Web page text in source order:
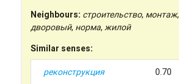
Neighbours: строительство, монтаж,
дворовый, норма,жилой
Similar senses:
реконструкция 0.70